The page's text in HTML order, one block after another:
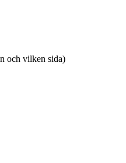
och vilken sida)